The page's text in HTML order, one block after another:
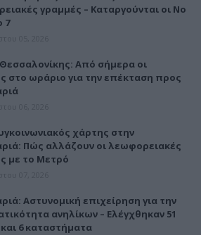
γραμμές – Καταργούνται οι Νο
7
Από σήμερα οι
στο ωράριο για την επέκταση προς
χάρτης στην
Πώς αλλάζουν οι λεωφορειακές
με το Μετρό
Αστυνομική επιχείρηση για την
ανηλίκων – Ελέγχθηκαν 51
6 καταστήματα